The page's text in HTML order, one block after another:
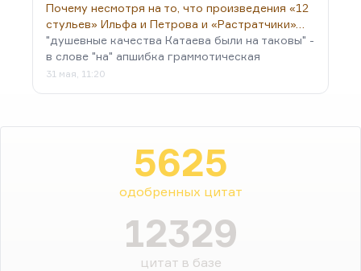
Почему несмотря на то, что произведения «12
стульев» Ильфа и Петрова и «Растратчики»…
"душевные качества Катаева были на таковы" -
в слове "на" апшибка граммотическая
31 мая, 11:20
5625
одобренных цитат
12329
цитат в базе